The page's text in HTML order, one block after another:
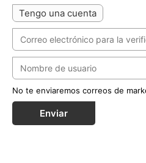
Tengo una cuenta
No te enviaremos correos de
Enviar